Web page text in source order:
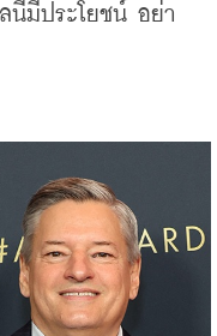
นี้มีประโยชน์ อย่า